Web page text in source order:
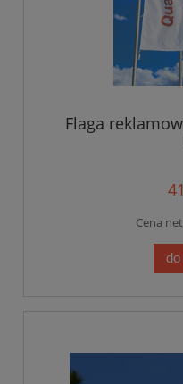
Flaga
Cena